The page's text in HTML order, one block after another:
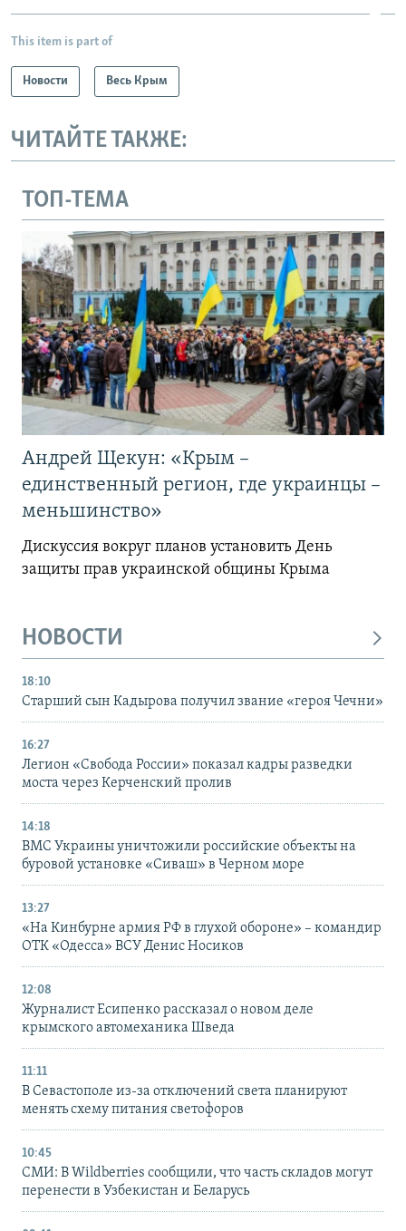
This item is part of
Новости Весь Крым
ЧИТАЙТЕ ТАКЖЕ:
ТОП-ТЕМА
Андрей Щекун: «Крым –
единственный регион, где украинцы –
меньшинство»
Дискуссия вокруг планов установить День
защиты прав украинской общины Крыма
НОВОСТИ
18:10
Старший сын Кадырова получил звание «героя Чечни»
16:27
Легион «Свобода России» показал кадры разведки
моста через Керченский пролив
14:18
ВМС Украины уничтожили российские объекты на
буровой установке «Сиваш» в Черном море
13:27
«На Кинбурне армия РФ в глухой обороне» – командир
ОТК «Одесса» ВСУ Денис Носиков
12:08
Журналист Есипенко рассказал о новом деле
крымского автомеханика Шведа
11:11
В Севастополе из-за отключений света планируют
менять схему питания светофоров
10:45
СМИ: В Wildberries сообщили, что часть складов могут
перенести в Узбекистан и Беларусь